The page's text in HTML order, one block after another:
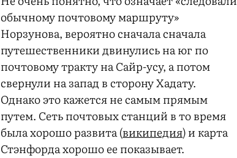
обычному почтовому маршруту»
Норзунова, вероятно сначала сначала
путешественники двинулись на юг по
почтовому тракту на Сайр-усу, а потом
свернули на запад в сторону Хадату.
Однако это кажется не самым прямым
путем. Сеть почтовых станций в то время
была хорошо развита (википедия) и карта
Стэнфорда хорошо ее показывает.